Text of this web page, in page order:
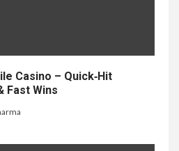
Casino – Quick‑Hit
Fast Wins